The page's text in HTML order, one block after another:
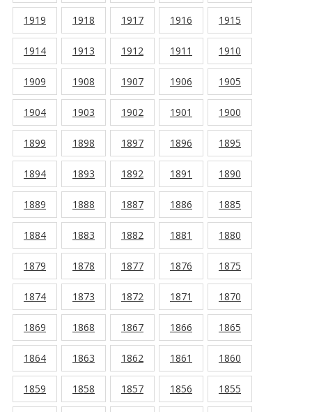
1919 1918 1917 1916 1915
1914 1913 1912 1911 1910
1909 1908 1907 1906 1905
1904 1903 1902 1901 1900
1899 1898 1897 1896 1895
1894 1893 1892 1891 1890
1889 1888 1887 1886 1885
1884 1883 1882 1881 1880
1879 1878 1877 1876 1875
1874 1873 1872 1871 1870
1869 1868 1867 1866 1865
1864 1863 1862 1861 1860
1859 1858 1857 1856 1855